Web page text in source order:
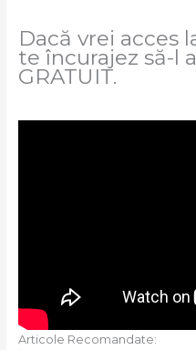
Dacă vrei acces
te încurajez să-l
GRATUIT.
Articole Recomandate: